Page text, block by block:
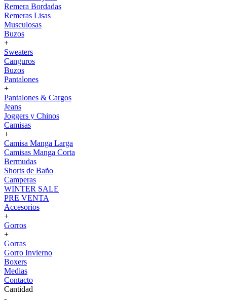
Remera Bordadas
Remeras Lisas
Musculosas
Buzos
+
Sweaters
Canguros
Buzos
Pantalones
+
Pantalones & Cargos
Jeans
Joggers y Chinos
Camisas
+
Camisa Manga Larga
Camisas Manga Corta
Bermudas
Shorts de Baño
Camperas
WINTER SALE
PRE VENTA
Accesorios
+
Gorros
+
Gorras
Gorro Invierno
Boxers
Medias
Contacto
Cantidad
-